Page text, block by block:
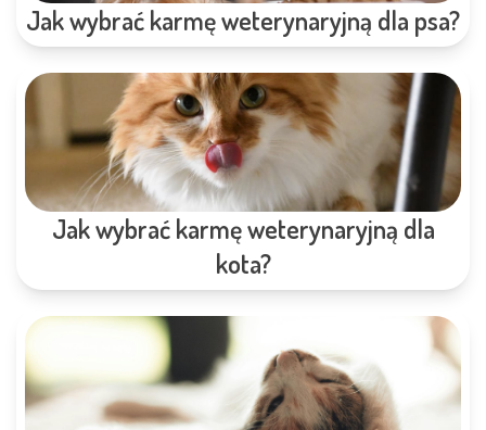
Jak wybrać karmę weterynaryjną dla psa?
Jak wybrać karmę weterynaryjną dla
kota?